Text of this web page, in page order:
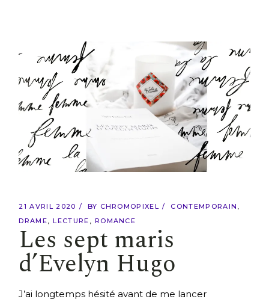
21 AVRIL 2020 BY CHROMOPIXEL
CONTEMPORAIN
DRAME
LECTURE ROMANCE
Les sept maris
d’Evelyn Hugo
J’ai longtemps hésité avant de me lancer